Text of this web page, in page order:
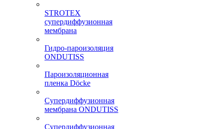
STROTEX
супердиффузионная
мембрана
Гидро-пароизоляция
ONDUTISS
Пароизоляционная
пленка Döcke
Супердиффузионная
мембрана ONDUTISS
Супердиффузионная